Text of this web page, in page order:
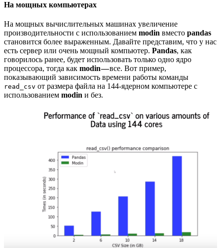
На мощных компьютерах
На мощных вычислительных машинах увеличение
производительности с использованием modin вместо pandas
становится более выраженным. Давайте представим, что у нас
есть сервер или очень мощный компьютер. Pandas, как
говорилось ранее, будет использовать только одно ядро
процессора, тогда как modin —все. Вот пример,
показывающий зависимость времени работы команды
read_csv от размера файла на 144-ядерном компьютере с
использованием modin и без.